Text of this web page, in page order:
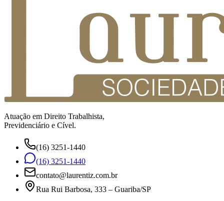
Atuação em Direito Trabalhista,
Previdenciário e Cível.
(16) 3251-1440
(16) 3251-1440
contato@laurentiz.com.br
Rua Rui Barbosa, 333 – Guariba/SP